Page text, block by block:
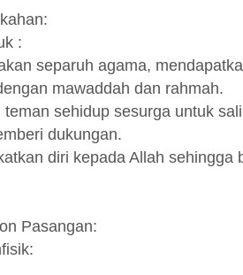
:
separuh agama,
mawaddah dan rahmah.
teman sehidup sesurga untuk
dukungan.
diri kepada Allah sehingga
Pasangan: